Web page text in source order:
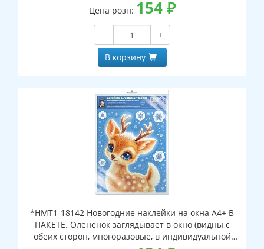
с европодвесом и клеевым клапаном)
Цена розн: 154₽
−
+
В корзину
*НМТ1-18142 Новогодние наклейки на окна А4+ В
ПАКЕТЕ. Олененок заглядывает в окно (видны с
обеих сторон, многоразовые, в индивидуальной